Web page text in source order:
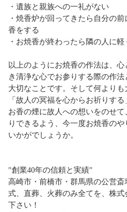
・遺族と親族への一礼がない
・焼香炉が回ってきたら自分の
香をする
・お焼香が終わったら隣の人に
以上のようにお焼香の作法は、
き清浄な心でお参りする際の作
大切なことです。そして何より
「故人の冥福を心からお祈りする
お香の煙に故人への想いをのせ
りできるよう、今一度お焼香の
いかがでしょうか。
"創業40年の信頼と実績"
高崎市・前橋市・群馬県の公営
式、直葬、火葬のみ全てを、株
下さい！